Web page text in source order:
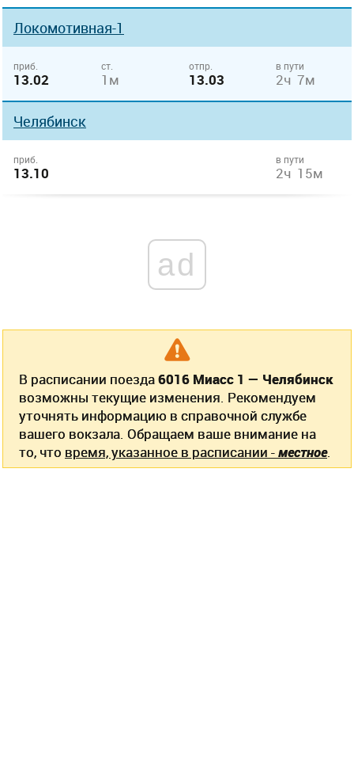
Локомотивная-1
приб.
13.02
ст.
1м
отпр.
13.03
в пути
2ч 7м
Челябинск
приб.
13.10
в пути
2ч 15м
ad
В расписании поезда6016 Миасс 1 — Челябинск
возможны текущие изменения. Рекомендуем
уточнять информацию в справочной службе
вашего вокзала. Обращаем ваше внимание на
то, что время, указанное в расписании -местное.